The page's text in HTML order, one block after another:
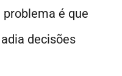
é que
decisões